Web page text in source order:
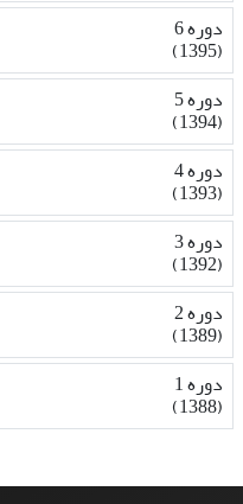
دوره 6
(1395)
دوره 5
(1394)
دوره 4
(1393)
دوره 3
(1392)
دوره 2
(1389)
دوره 1
(1388)